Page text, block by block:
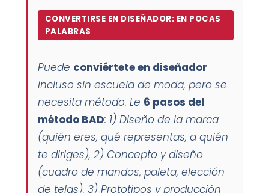
CONVERTIRSE EN DISEÑADOR: EN POCAS
PALABRAS
Puede conviértete en diseñador
incluso sin escuela de moda, pero se
necesita método. Le 6 pasos del
método BAD: 1) Diseño de la marca
(quién eres, qué representas, a quién
te diriges), 2) Concepto y diseño
(cuadro de mandos, paleta, elección
de telas), 3) Prototipos y producción